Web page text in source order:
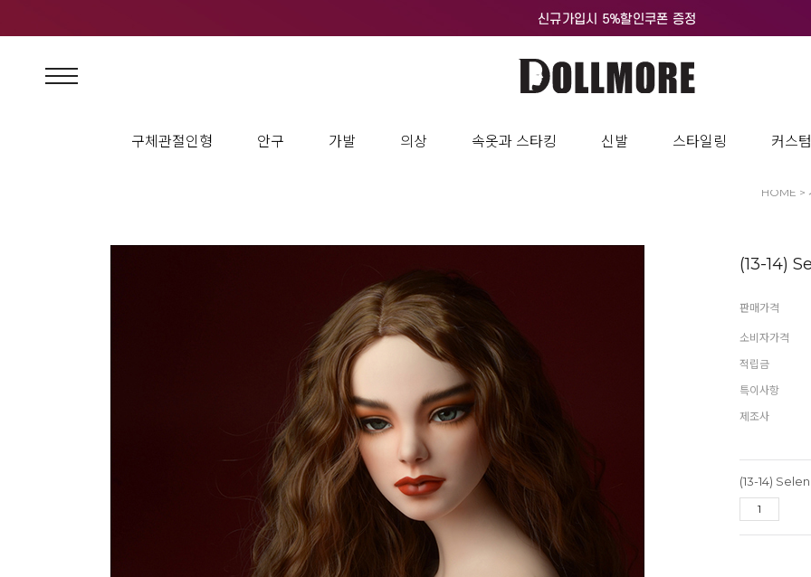
구체관절인형 안구 가발 의상 속옷과 스타킹 신발 스타일링 커스텀
HOME >
(13-14)
판매가격
소비자가격
적립금
특이사항
제조사
(13-14)